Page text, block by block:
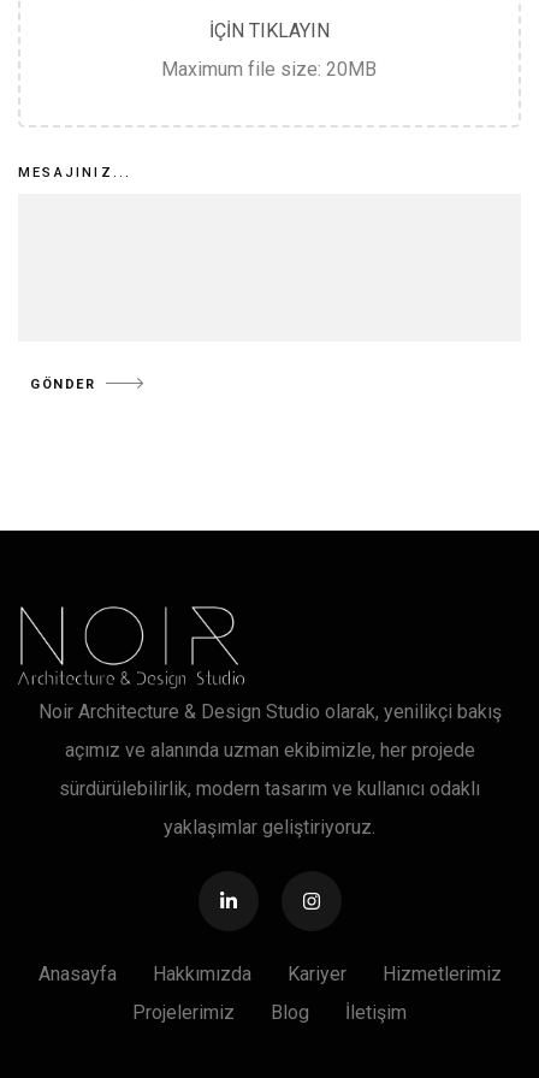
IÇIN TIKLAYIN
Maximum file size: 20MB
MESAJINIZ...
GÖNDER
t
h
i
s
f
Noir Architecture & Design Studio olarak, yenilikçi bakış
açımız ve alanında uzman ekibimizle, her projede
sürdürülebilirlik, modern tasarım ve kullanıcı odaklı
yaklaşımlar geliştiriyoruz.
Anasayfa Hakkımızda Kariyer
Hizmetlerimiz
Projelerimiz
Blog İletişim